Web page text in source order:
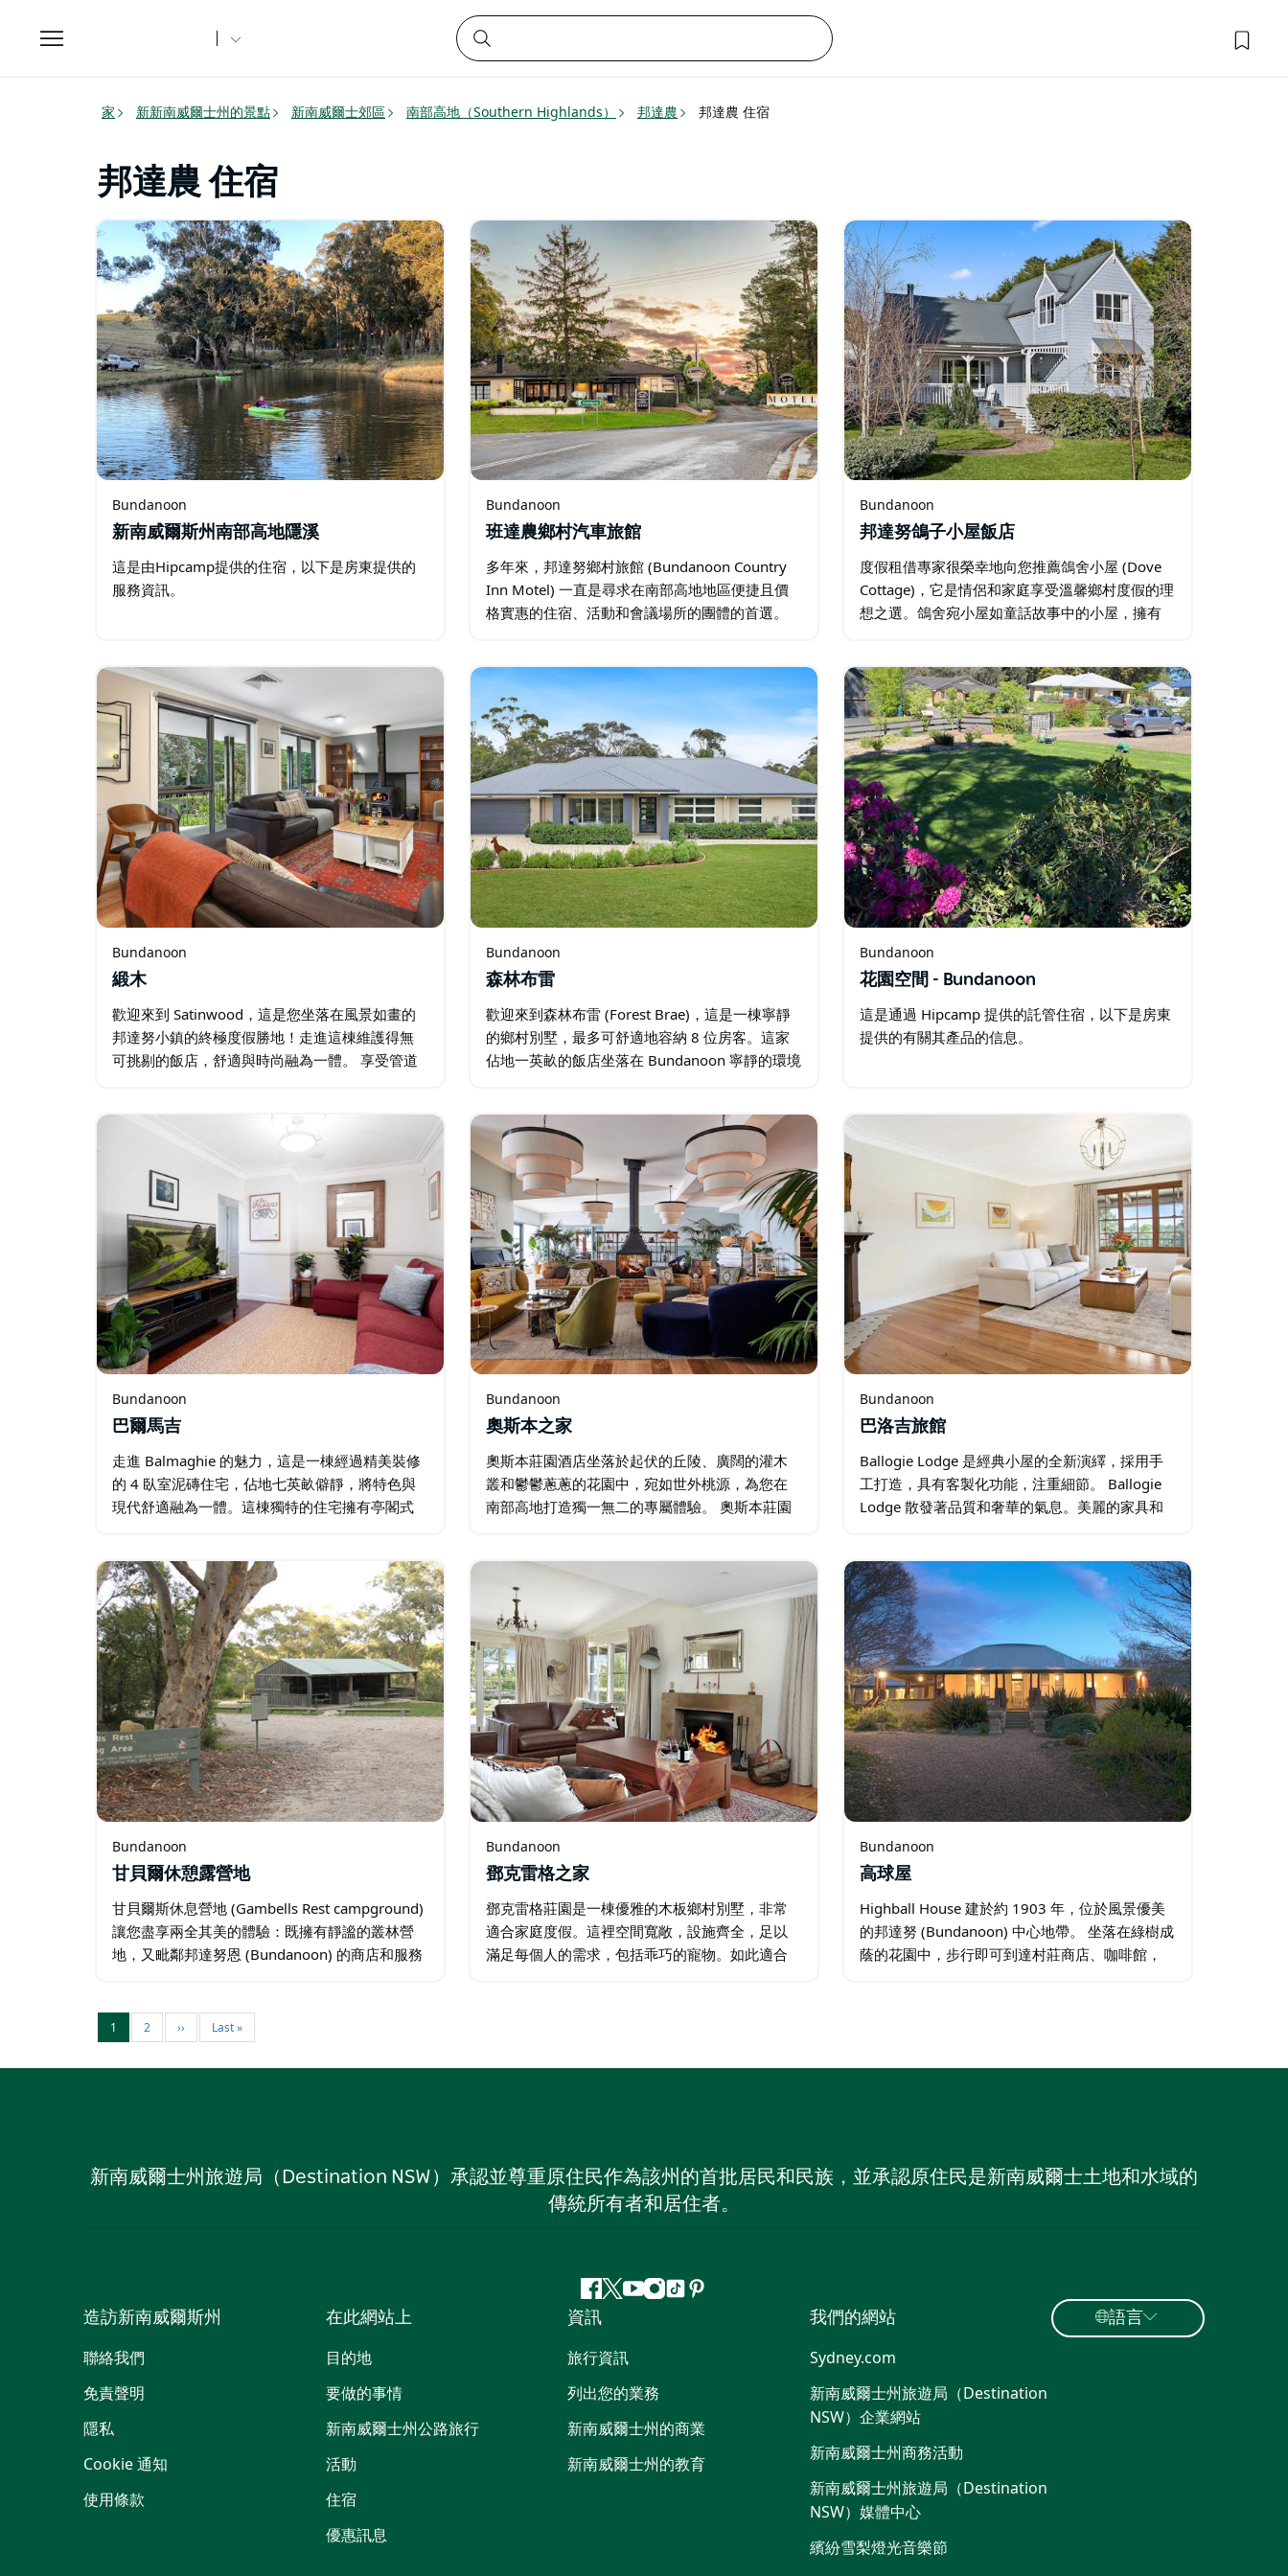
Toggle
navigation
家 新新南威爾士州的景點 新南威爾士郊區 南部高地（Southern Highlands） 邦達農 邦達農 住宿
邦達農 住宿
Bundanoon
新南威爾斯州南部高地隱溪
這是由Hipcamp提供的住宿，以下是房東提供的
服務資訊。
Bundanoon
班達農鄉村汽車旅館
多年來，邦達努鄉村旅館 (Bundanoon Country
Inn Motel) 一直是尋求在南部高地地區便捷且價
格實惠的住宿、活動和會議場所的團體的首選。
Bundanoon
邦達努鴿子小屋飯店
度假租借專家很榮幸地向您推薦鴿舍小屋 (Dove
Cottage)，它是情侶和家庭享受溫馨鄉村度假的理
想之選。鴿舍宛小屋如童話故事中的小屋，擁有
暖的絕佳地點…
Bundanoon
緞木
歡迎來到 Satinwood，這是您坐落在風景如畫的
邦達努小鎮的終極度假勝地！走進這棟維護得無
可挑剔的飯店，舒適與時尚融為一體。 享受管道
Bundanoon
森林布雷
歡迎來到森林布雷 (Forest Brae)，這是一棟寧靜
的鄉村別墅，最多可舒適地容納 8 位房客。這家
佔地一英畝的飯店坐落在 Bundanoon 寧靜的環境
時…
Bundanoon
花園空間 - Bundanoon
這是通過 Hipcamp 提供的託管住宿，以下是房東
提供的有關其產品的信息。
Bundanoon
巴爾馬吉
走進 Balmaghie 的魅力，這是一棟經過精美裝修
的 4 臥室泥磚住宅，佔地七英畝僻靜，將特色與
現代舒適融為一體。這棟獨特的住宅擁有亭閣式
起居空間的木地板…
Bundanoon
奧斯本之家
奧斯本莊園酒店坐落於起伏的丘陵、廣闊的灌木
叢和鬱鬱蔥蔥的花園中，宛如世外桃源，為您在
南部高地打造獨一無二的專屬體驗。 奧斯本莊園
力四射的賓館體驗完美結合。…
Bundanoon
巴洛吉旅館
Ballogie Lodge 是經典小屋的全新演繹，採用手
工打造，具有客製化功能，注重細節。 Ballogie
Lodge 散發著品質和奢華的氣息。美麗的家具和
Bundanoon
甘貝爾休憩露營地
甘貝爾斯休息營地 (Gambells Rest campground)
讓您盡享兩全其美的體驗：既擁有靜謐的叢林營
地，又毗鄰邦達努恩 (Bundanoon) 的商店和服務
Bundanoon
鄧克雷格之家
鄧克雷格莊園是一棟優雅的木板鄉村別墅，非常
適合家庭度假。這裡空間寬敞，設施齊全，足以
滿足每個人的需求，包括乖巧的寵物。如此適合
Bundanoon
高球屋
Highball House 建於約 1903 年，位於風景優美
的邦達努 (Bundanoon) 中心地帶。 坐落在綠樹成
蔭的花園中，步行即可到達村莊商店、咖啡館，
1 2 ›› Last »
新南威爾士州旅遊局（Destination NSW）承認並尊重原住民作為該州的首批居民和民族，並承認原住民是新南威爾士土地和水域的
傳統所有者和居住者。
Facebook
嘰
喳
喳
Youtube
Instagram
抖 Pinterest
造訪新南威爾斯州
聯絡我們
免責聲明
隱私
Cookie 通知
使用條款
在此網站上
目的地
要做的事情
新南威爾士州公路旅行
活動
住宿
優惠訊息
資訊
旅行資訊
列出您的業務
新南威爾士州的商業
新南威爾士州的教育
我們的網站
Sydney.com
新南威爾士州旅遊局（Destination
NSW）企業網站
新南威爾士州商務活動
新南威爾士州旅遊局（Destination
NSW）媒體中心
繽紛雪梨燈光音樂節
語言